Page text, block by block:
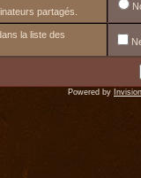
partagés.
la liste des
Powered by